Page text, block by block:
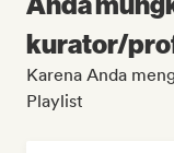
kurator/
Karena Anda
Playlist